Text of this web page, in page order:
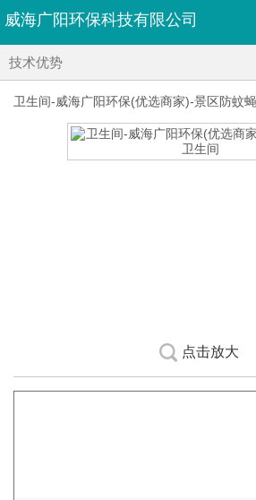
威海广阳环保科技有限公司
技术优势
卫生间-威海广阳环保(优选商家)-景区防蚊
点击放大